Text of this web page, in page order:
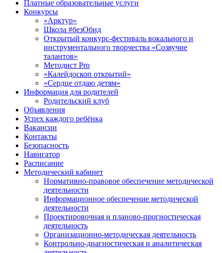
Платные образовательные услуги
Конкурсы
«Арктур»
Школа #безОбид
Открытый конкурс-фестиваль вокального и
инструментального творчества «Созвучие
талантов»
Методист Pro
«Калейдоскоп открытий»
«Сердце отдаю детям»
Информация для родителей
Родительский клуб
Объявления
Успех каждого ребёнка
Вакансии
Контакты
Безопасность
Навигатор
Расписание
Методический кабинет
Нормативно-правовое обеспечение методической
деятельности
Информационное обеспечение методической
деятельности
Проектировочная и планово-прогностическая
деятельность
Организационно-методическая деятельность
Контрольно-диагностическая и аналитическая